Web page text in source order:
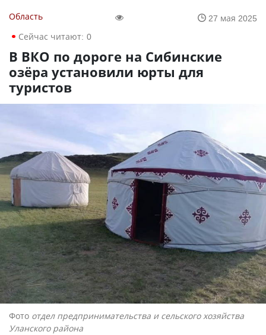
Область
27 мая 2025
Сейчас читают: 0
В ВКО по дороге на Сибинские
озёра установили юрты для
туристов
Фото отдел предпринимательства и сельского хозяйства
Уланского района